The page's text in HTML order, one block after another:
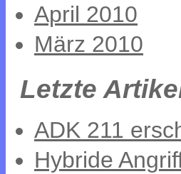
April 2010
März 2010
Letzte
ADK 211
Hybride